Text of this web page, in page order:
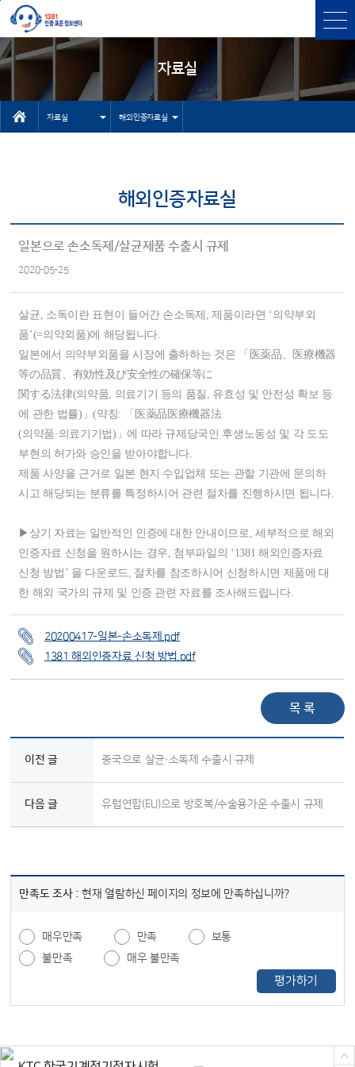
본문바로가기
주메뉴 바로가기
자료실
자료실
상담
고객센터
NEP/NET헬
프데스크
해외인증자료실
유용한 사이
기타 자료실
해외인증자료실
일본으로 손소독제/살균제품 수출시 규제
2020-05-25
살균, 소독이란 표현이 들어간 손소독제, 제품이라면 ‘의약부외
품’(=의약외품)에 해당됩니다.
일본에서 의약부외품을 시장에 출하하는 것은 「医薬品、医療機器
等の品質、有効性及び安全性の確保等に
関する法律(의약품, 의료기기 등의 품질, 유효성 및 안전성 확보 등
에 관한 법률)」(약칭: 「医薬品医療機器法
(의약품·의료기기법)」에 따라 규제당국인 후생노동성 및 각 도도
부현의 허가와 승인을 받아야합니다.
제품 사양을 근거로 일본 현지 수입업체 또는 관할 기관에 문의하
시고 해당되는 분류를 특정하시어 관련 절차를 진행하시면 됩니다.
▶상기 자료는 일반적인 인증에 대한 안내이므로, 세부적으로 해외
인증자료 신청을 원하시는 경우, 첨부파일의 ‘1381 해외인증자료
신청 방법’ 을 다운로드, 절차를 참조하시어 신청하시면 제품에 대
한 해외 국가의 규제 및 인증 관련 자료를 조사해드립니다.
20200417-일본-손소독제.pdf
1381 해외인증자료 신청 방법.pdf
목 록
이전 글 중국으로 살균·소독제 수출시 규제
다음 글 유럽연합(EU)으로 방호복/수술용가운 수출시 규제
만족도 조사 :현재 열람하신 페이지의 정보에 만족하십니까?
매우만족 만족
보통
불만족
매우 불만족
평가하기